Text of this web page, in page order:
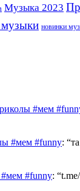
Музыка 2023
новинки
#мем
#мем #funny: “
#funny: “